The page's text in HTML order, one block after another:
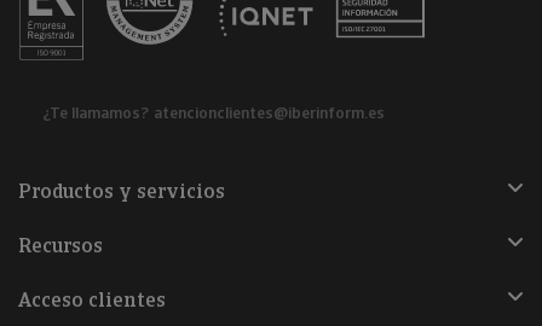
¿Te llamamos? atencionclientes@iberinform.es
Productos y servicios
Recursos
Acceso clientes